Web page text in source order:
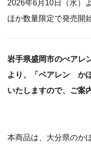
2026年6月10日（水）
ほか数量限定で発売開
岩手県盛岡市のべアレ
より、「ベアレン か
いたしますので、ご案
本商品は、大分県のか